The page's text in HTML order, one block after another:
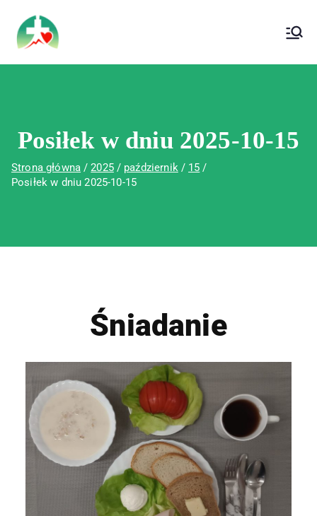
Wojewódzki Szpital Specjalistyczny im.
Św. Rafała w Czerwonej Górze
Posiłek w dniu 2025-10-15
Strona główna 2025 październik
15
Posiłek w dniu 2025-10-15
Śniadanie